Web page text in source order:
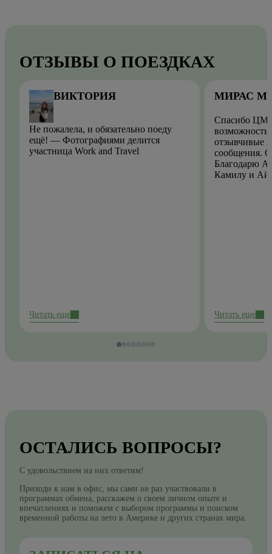
ОТЗЫВЫ О ПОЕЗДКАХ
ВИКТОРИЯ
Не пожалела, и обязательно поеду
ещё! — Фотографиями делится
участница Work and Travel
Читать еще
МИРАС
Спасибо ЦМО
отзывчивые
сообщения.
Благодарю
Камилу и
Читать еще
ОСТАЛИСЬ ВОПРОСЫ?
С удовольствием на них ответим!
Приходи к нам в офис, мы сами не раз участвовали в
программах обмена, расскажем о своем личном опыте и
впечатлениях и поможем с выбором программы и поиском
временной работы на лето в Америке и других странах мира.